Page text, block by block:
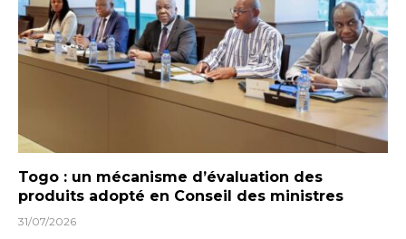
Togo : un mécanisme d’évaluation des
produits adopté en Conseil des ministres
31/07/2026